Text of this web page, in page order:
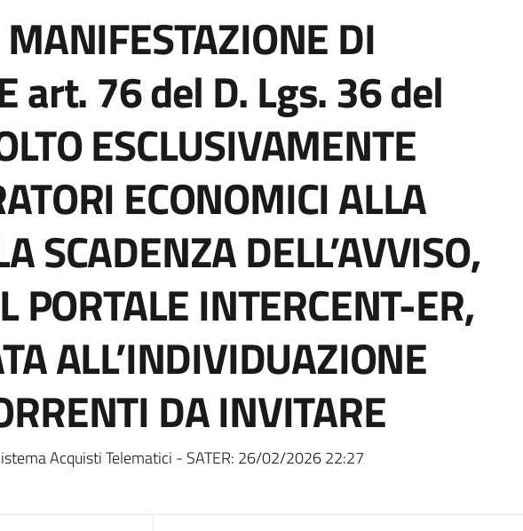
DI
art. 76 del D. Lgs. 36 del
ESCLUSIVAMENTE
ECONOMICI ALLA
SCADENZA DELL’AVVISO,
PORTALE INTERCENT-ER,
ALL’INDIVIDUAZIONE
DA INVITARE
Acquisti Telematici - SATER: 26/02/2026 22:27